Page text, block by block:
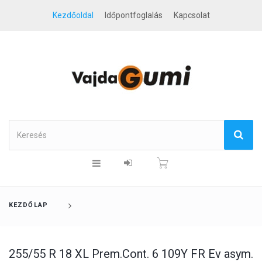
Kezdőoldal Időpontfoglalás Kapcsolat
KEZDŐLAP
255/55 R 18 XL Prem.Cont. 6 109Y FR Ev asym.